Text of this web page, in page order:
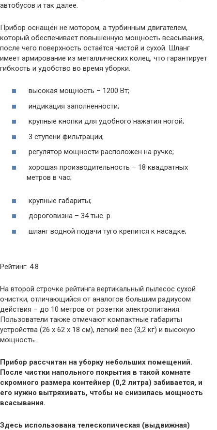
автобусов и так далее.
Прибор оснащён не мотором, а турбинным двигателем,
который обеспечивает повышенную мощность всасывания,
после чего поверхность остаётся чистой и сухой. Шланг
имеет армирование из металлических колец, что гарантирует
гибкость и удобство во время уборки.
высокая мощность – 1200 Вт;
индикация заполненности;
крупные кнопки для удобного нажатия ногой;
3 ступени фильтрации;
регулятор мощности расположен на ручке;
хорошая производительность – 18 квадратных
метров в час;
крупные габариты;
дороговизна – 34 тыс. р.
шланг водной подачи туго крепится к насадке;
Рейтинг: 4.8
На второй строчке рейтинга вертикальный пылесос сухой
очистки, отличающийся от аналогов большим радиусом
действия – до 10 метров от розетки электропитания.
Пользователи также отмечают компактные габариты
устройства (26 x 62 x 18 см), лёгкий вес (3,2 кг) и высокую
мощность.
Прибор рассчитан на уборку небольших помещений.
После чистки напольного покрытия в такой комнате
скромного размера контейнер (0,2 литра) забивается, и
его нужно вытряхивать, чтобы не снизилась мощность
всасывания.
Здесь использована телескопическая (выдвижная)